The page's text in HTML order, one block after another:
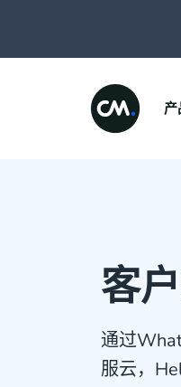
产
客
通过
服云，